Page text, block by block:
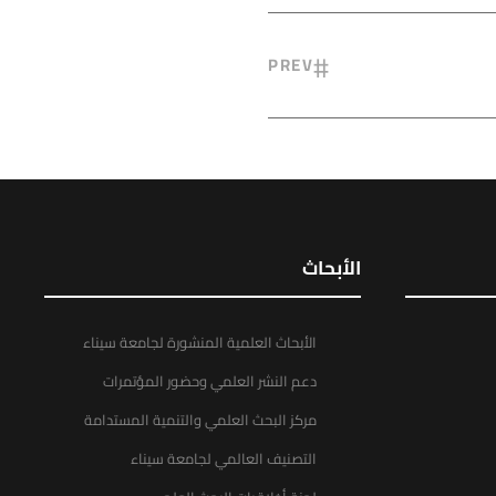
PREV
الأبحاث
الأبحاث العلمية المنشورة لجامعة سيناء
دعم النشر العلمي وحضور المؤتمرات
مركز البحث العلمي والتنمية المستدامة
التصنيف العالمي لجامعة سيناء